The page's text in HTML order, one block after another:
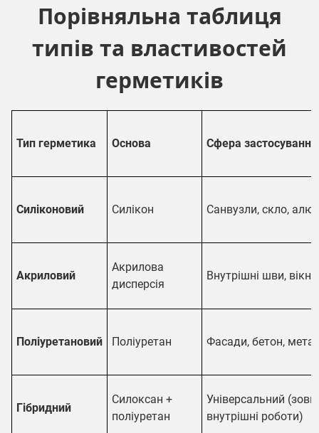
Порівняльна таблиця
типів та властивостей
герметиків
Тип герметика Основа Сфера застосування
Силіконовий Силікон Санвузли, скло,
Акриловий
Акрилова
дисперсія
Внутрішні шви,
Поліуретановий Поліуретан Фасади, бетон,
Гібридний
Силоксан +
поліуретан
Універсальний
внутрішні роботи)